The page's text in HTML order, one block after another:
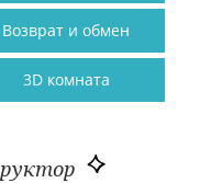
Возврат и обмен
3D комната